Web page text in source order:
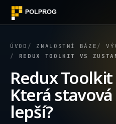
ÚVOD ZNALOSTNÍ BÁZE
REDUX TOOLKIT VS ZUSTAND: KTERÁ STAVOVÁ KNIHOVNA JE
Redux
Která
lepší?